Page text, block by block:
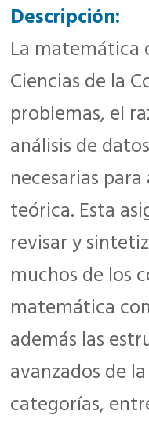
Descripción:
La matemática
Ciencias de la
problemas, el
análisis de
necesarias
teórica. Esta
revisar y
muchos de los
matemática
además las
avanzados de
categorías,